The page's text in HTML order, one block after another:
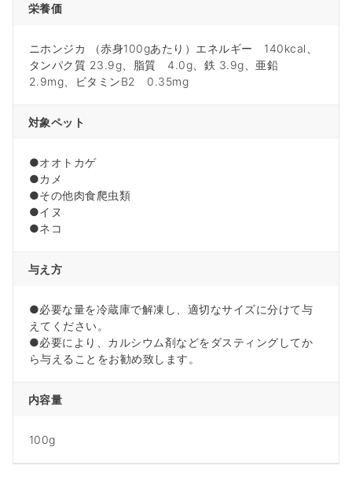
栄養価
ニホンジカ （赤身100gあたり）エネルギー 140kcal、
タンパク質 23.9g、脂質 4.0g、鉄 3.9g、亜鉛
2.9mg、ビタミンB2 0.35mg
対象ペット
●オオトカゲ
●カメ
●その他肉食爬虫類
●イヌ
●ネコ
与え方
●必要な量を冷蔵庫で解凍し、適切なサイズに分けて与
えてください。
●必要により、カルシウム剤などをダスティングしてか
ら与えることをお勧め致します。
内容量
100g